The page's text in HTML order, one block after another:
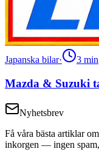
Japanska bilar· 3 min
Mazda & Suzuki
Nyhetsbrev
Få våra bästa artiklar
inkorgen — ingen